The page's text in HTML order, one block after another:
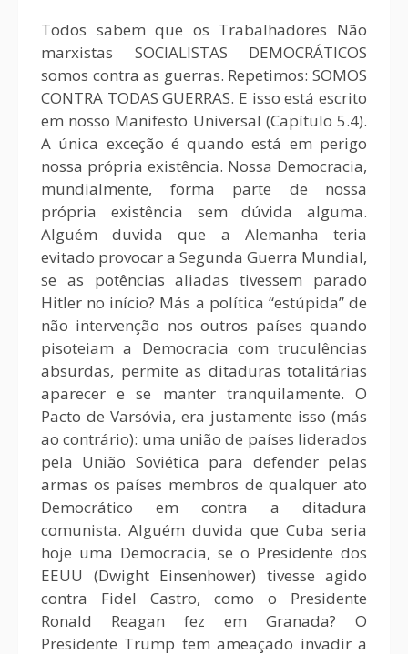
Todos sabem que os Trabalhadores Não
marxistas SOCIALISTAS DEMOCRÁTICOS
somos contra as guerras. Repetimos: SOMOS
CONTRA TODAS GUERRAS. E isso está escrito
em nosso Manifesto Universal (Capítulo 5.4).
A única exceção é quando está em perigo
nossa própria existência. Nossa Democracia,
mundialmente, forma parte de nossa
própria existência sem dúvida alguma.
Alguém duvida que a Alemanha teria
evitado provocar a Segunda Guerra Mundial,
se as potências aliadas tivessem parado
Hitler no início? Más a política “estúpida” de
não intervenção nos outros países quando
pisoteiam a Democracia com truculências
absurdas, permite as ditaduras totalitárias
aparecer e se manter tranquilamente. O
Pacto de Varsóvia, era justamente isso (más
ao contrário): uma união de países liderados
pela União Soviética para defender pelas
armas os países membros de qualquer ato
Democrático em contra a ditadura
comunista. Alguém duvida que Cuba seria
hoje uma Democracia, se o Presidente dos
EEUU (Dwight Einsenhower) tivesse agido
contra Fidel Castro, como o Presidente
Ronald Reagan fez em Granada? O
Presidente Trump tem ameaçado invadir a